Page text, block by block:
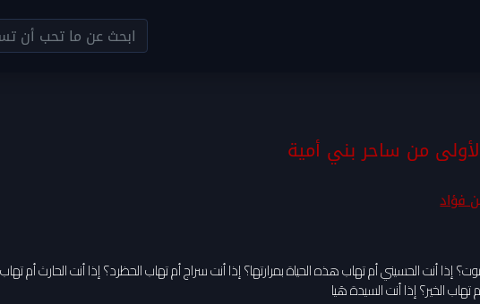
من ساحر بني أمية
فؤاد
إذا أنت الحسيني أم تهاب هذه الحياة بمرارتها؟ إذا أنت سراج أم تهاب الحظرد؟ إذا أنت الحارث أم
تهاب الخير؟ إذا أنت السيدة هَيا